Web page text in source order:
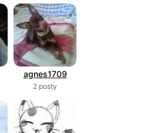
agnes1709
2 posty